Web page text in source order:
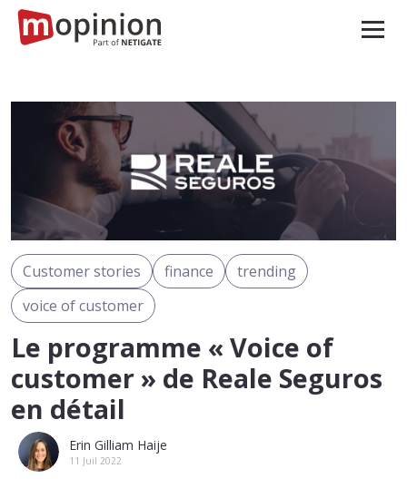
Customer stories finance
trending
voice of customer
Le programme « Voice of
customer » de Reale Seguros
en détail
Erin Gilliam Haije
11 Juil 2022